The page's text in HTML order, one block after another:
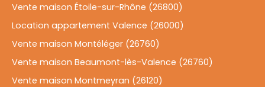
Vente maison Étoile-sur-Rhône (26800)
Location appartement Valence (26000)
Vente maison Montéléger (26760)
Vente maison Beaumont-lès-Valence (26760)
Vente maison Montmeyran (26120)